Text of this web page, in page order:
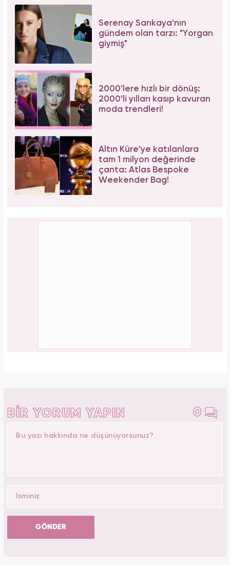
Serenay Sarıkaya'nın
gündem olan tarzı: "Yorgan
giymiş"
2000'lere hızlı bir dönüş:
2000'li yılları kasıp kavuran
moda trendleri!
Altın Küre'ye katılanlara
tam 1 milyon değerinde
çanta: Atlas Bespoke
Weekender Bag!
BİR YORUM YAPIN 0
GÖNDER